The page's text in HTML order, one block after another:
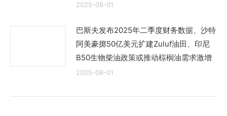
2025-08-01
巴斯夫发布2025年二季度财务数据、沙特
阿美豪掷50亿美元扩建Zuluf油田、印尼
B50生物柴油政策或推动棕榈油需求激增
2025-08-01